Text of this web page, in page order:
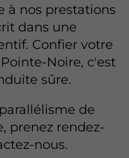
à nos prestations
dans une
Confier votre
Noire, c'est
sûre.
de
prenez rendez-
nous.